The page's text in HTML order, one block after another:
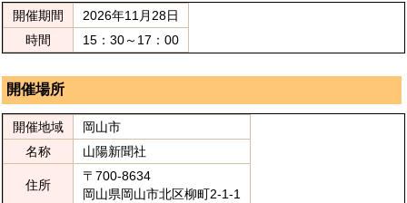
開催期間
2026年11月28日
時間
15：30～17：00
開催場所
開催地域
岡山市
名称
山陽新聞社
住所
〒700-8634
岡山県岡山市北区柳町2-1-1